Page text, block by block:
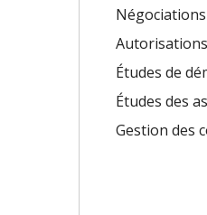
Autorisations
Études de
Études des
Gestion des